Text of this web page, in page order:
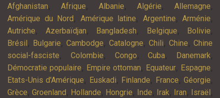
Afghanistan, Afrique, Albanie, Algérie, Allemagne,
Amérique du Nord , Amérique latine, Argentine, Arménie,
Autriche, Azerbaïdjan, Bangladesh, Belgique, Bolivie,
Brésil , Bulgarie, Cambodge, Catalogne, Chili, Chine, Chine
social-fasciste, Colombie, Congo,Cuba, Danemark,
Démocratie populaire, Empire ottoman, Equateur, Espagne,
Etats-Unis d'Amérique, Euskadi, Finlande, France,Géorgie,
Grèce, Groenland , Hollande, Hongrie, Inde, Irak, Iran, Israël ,